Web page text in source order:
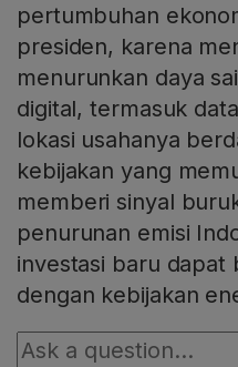
pertumbuhan
presiden, karena
menurunkan daya
digital, termasuk
lokasi usahanya
kebijakan yang
memberi sinyal
penurunan emisi
investasi baru dapat
dengan kebijakan